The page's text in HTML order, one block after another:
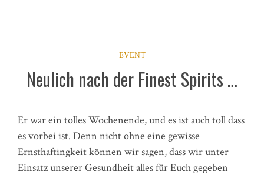
EVENT
Neulich nach der Finest Spirits …
Er war ein tolles Wochenende, und es ist auch toll dass
es vorbei ist. Denn nicht ohne eine gewisse
Ernsthaftingkeit können wir sagen, dass wir unter
Einsatz unserer Gesundheit alles für Euch gegeben